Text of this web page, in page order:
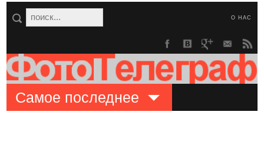
О НАС
Самое последнее